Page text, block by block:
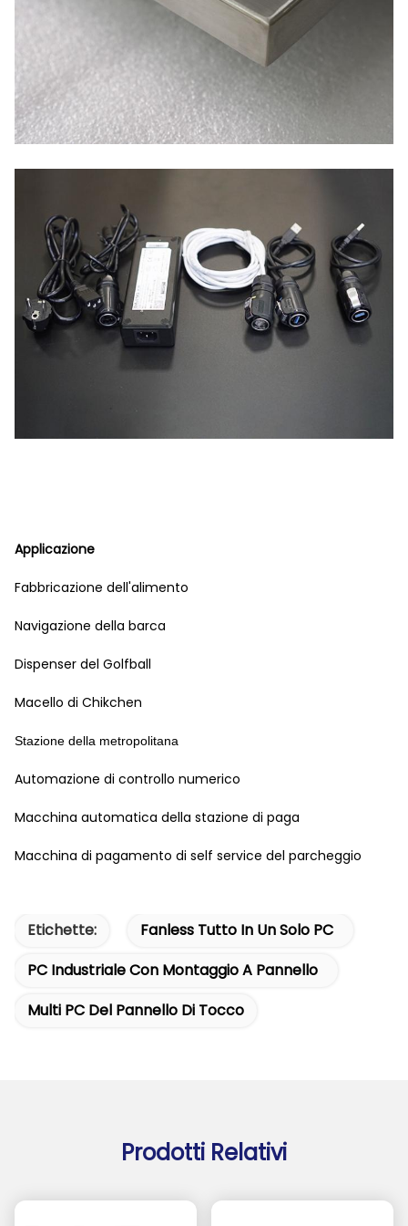
Applicazione
Fabbricazione dell'alimento
Navigazione della barca
Dispenser del Golfball
Macello di Chikchen
Stazione della metropolitana
Automazione di controllo numerico
Macchina automatica della stazione di paga
Macchina di pagamento di self service del parcheggio
Etichette:
Fanless Tutto In Un Solo PC
PC Industriale Con Montaggio A Pannello
Multi PC Del Pannello Di Tocco
Prodotti Relativi